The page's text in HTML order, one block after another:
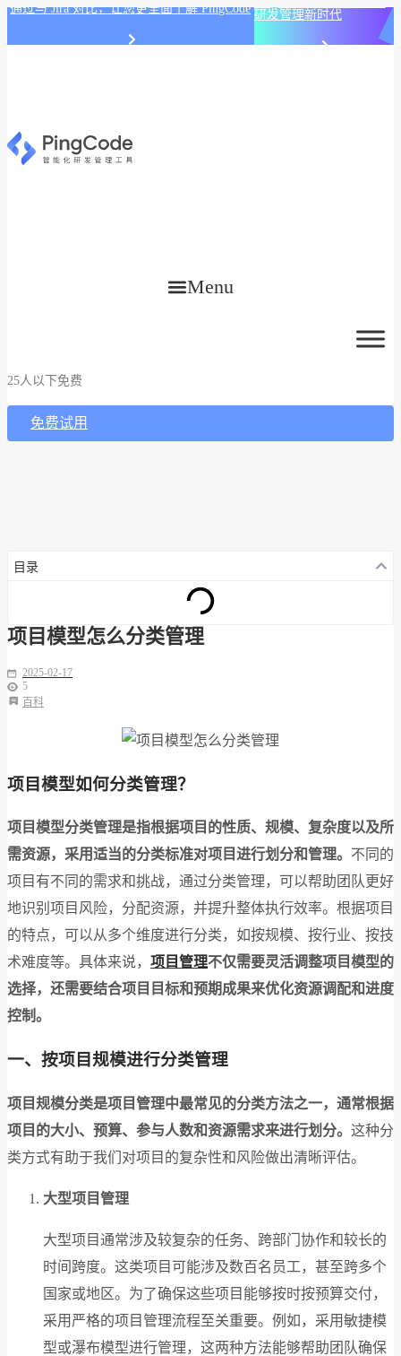
通过与 Jira 对比，让您更全面了解 PingCode 研发管理新时代
Menu
25人以下免费
免费试用
目录
项目模型怎么分类管理
2025-02-17
5
百科
项目模型如何分类管理？
项目模型分类管理是指根据项目的性质、规模、复杂度以及所
需资源，采用适当的分类标准对项目进行划分和管理。 不同的
项目有不同的需求和挑战，通过分类管理，可以帮助团队更好
地识别项目风险，分配资源，并提升整体执行效率。根据项目
的特点，可以从多个维度进行分类，如按规模、按行业、按技
术难度等。具体来说， 项目管理不仅需要灵活调整项目模型的
选择，还需要结合项目目标和预期成果来优化资源调配和进度
控制。
一、按项目规模进行分类管理
项目规模分类是项目管理中最常见的分类方法之一，通常根据
项目的大小、预算、参与人数和资源需求来进行划分。 这种分
类方式有助于我们对项目的复杂性和风险做出清晰评估。
大型项目管理
大型项目通常涉及较复杂的任务、跨部门协作和较长的
时间跨度。这类项目可能涉及数百名员工，甚至跨多个
国家或地区。为了确保这些项目能够按时按预算交付，
采用严格的项目管理流程至关重要。例如，采用敏捷模
型或瀑布模型进行管理，这两种方法能够帮助团队确保